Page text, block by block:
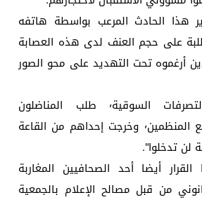
هذا الحادث المرعب بواسطة هاتفه
الطلبة على حجم العنف لدى هذه العصابة
أرغموه تحت التهديد على محو الصور
واستنكارا لهذه التصرفات السوقية٬ طلب المناضلون
الحقوقيون التحدث مع المنظمين٬ وخرجت إحداهم من القاعة
لن تدخلوا".
أيضا أحد الصحافيين المغاربة
من قبل مصالح الإعلام بالجمعية